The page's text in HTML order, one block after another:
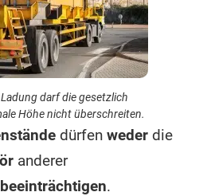
darf die gesetzlich
Höhe nicht überschreiten.
dürfen weder die
anderer
beeinträchtigen.